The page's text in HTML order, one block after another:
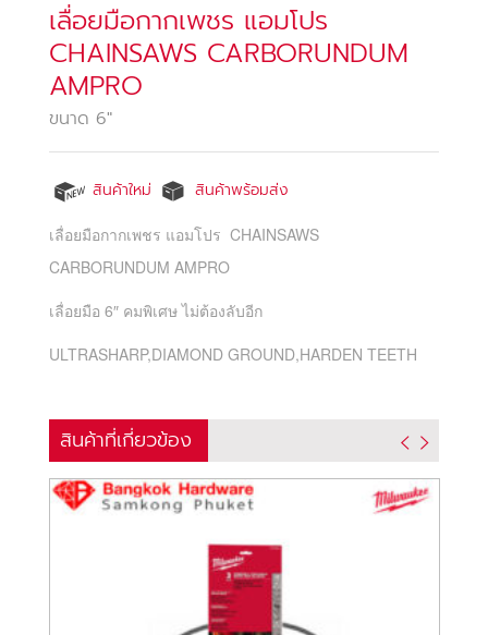
เลื่อยมือกากเพชร แอมโปร
CHAINSAWS CARBORUNDUM
AMPRO
ขนาด 6"
สินค้าใหม่ สินค้าพร้อมส่ง
เลื่อยมือกากเพชร แอมโปร CHAINSAWS
CARBORUNDUM AMPRO
เลื่อยมือ 6″ คมพิเศษ ไม่ต้องลับอีก
ULTRASHARP,DIAMOND GROUND,HARDEN TEETH
สินค้าที่เกี่ยวข้อง